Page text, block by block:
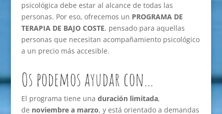
psicológica debe estar al alcance de todas las
personas. Por eso, ofrecemos un PROGRAMA DE
TERAPIA DE BAJO COSTE, pensado para aquellas
personas que necesitan acompañamiento psicológico
a un precio más accesible.
Os podemos ayudar con…
El programa tiene una duración limitada,
de noviembre a marzo, y está orientado a demandas